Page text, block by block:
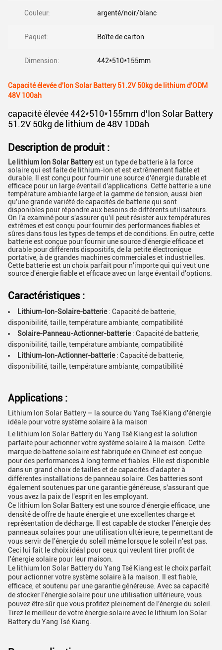
Couleur: argenté/noir/blanc
Paquet: Boîte de carton
Dimension: 442*510*155mm
Capacité élevée d'Ion Solar Battery 51.2V 50kg de lithium d'ODM
48V 100ah
capacité élevée 442*510*155mm d'Ion Solar Battery
51.2V 50kg de lithium de 48V 100ah
Description de produit :
Le lithium Ion Solar Batteryest un type de batterie à la force
solaire qui est faite de lithium-ion et est extrêmement fiable et
durable. Il est conçu pour fournir une source d'énergie durable et
efficace pour un large éventail d'applications. Cette batterie a une
température ambiante large et la gamme de tension, aussi bien
qu'une grande variété de capacités de batterie qui sont
disponibles pour répondre aux besoins de différents utilisateurs.
On l'a examiné pour s'assurer qu'il peut résister aux températures
extrêmes et est conçu pour fournir des performances fiables et
sûres dans tous les types de temps et de conditions. En outre, cette
batterie est conçue pour fournir une source d'énergie efficace et
durable pour différents dispositifs, de la petite électronique
portative, à de grandes machines commerciales et industrielles.
Cette batterie est un choix parfait pour n'importe qui qui veut une
source d'énergie fiable et efficace avec un large éventail d'options.
Caractéristiques :
Lithium-Ion-Solaire-batterie: Capacité de batterie,
disponibilité, taille, température ambiante, compatibilité
Solaire-Panneau-Actionner-batterie: Capacité de batterie,
disponibilité, taille, température ambiante, compatibilité
Lithium-Ion-Actionner-batterie: Capacité de batterie,
disponibilité, taille, température ambiante, compatibilité
Applications :
Lithium Ion Solar Battery – la source du Yang Tsé Kiang d'énergie
idéale pour votre système solaire à la maison
Le lithium Ion Solar Battery du Yang Tsé Kiang est la solution
parfaite pour actionner votre système solaire à la maison. Cette
marque de batterie solaire est fabriquée en Chine et est conçue
pour des performances à long terme et fiables. Elle est disponible
dans un grand choix de tailles et de capacités d'adapter à
différentes installations de panneau solaire. Ces batteries sont
également soutenues par une garantie généreuse, s'assurant que
vous avez la paix de l'esprit en les employant.
Ce lithium Ion Solar Battery est une source d'énergie efficace, une
densité de offre de haute énergie et une excellentes charge et
représentation de décharge. Il est capable de stocker l'énergie des
panneaux solaires pour une utilisation ultérieure, te permettant de
vous servir de l'énergie du soleil même lorsque le soleil n'est pas.
Ceci lui fait le choix idéal pour ceux qui veulent tirer profit de
l'énergie solaire pour leur maison.
Le lithium Ion Solar Battery du Yang Tsé Kiang est le choix parfait
pour actionner votre système solaire à la maison. Il est fiable,
efficace, et soutenu par une garantie généreuse. Avec sa capacité
de stocker l'énergie solaire pour une utilisation ultérieure, vous
pouvez être sûr que vous profitez pleinement de l'énergie du soleil.
Tirez le meilleur de votre énergie solaire avec le lithium Ion Solar
Battery du Yang Tsé Kiang.